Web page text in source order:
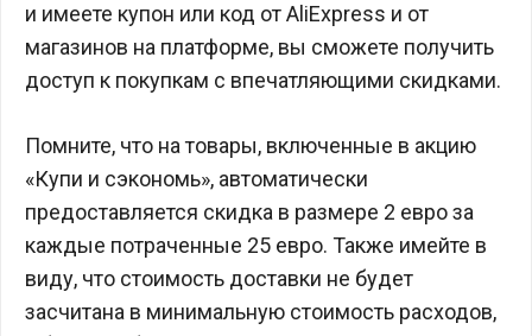
и имеете купон или код от AliExpress и от
магазинов на платформе, вы сможете получить
доступ к покупкам с впечатляющими скидками.
Помните, что на товары, включенные в акцию
«Купи и сэкономь», автоматически
предоставляется скидка в размере 2 евро за
каждые потраченные 25 евро. Также имейте в
виду, что стоимость доставки не будет
засчитана в минимальную стоимость расходов,